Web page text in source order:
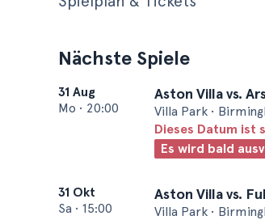
Nächste Spiele
31 Aug
Mo • 20:00
Aston Villa vs.
Villa Park •
Dieses Datum ist
Es wird bald
31 Okt
Sa • 15:00
Aston Villa vs.
Villa Park •